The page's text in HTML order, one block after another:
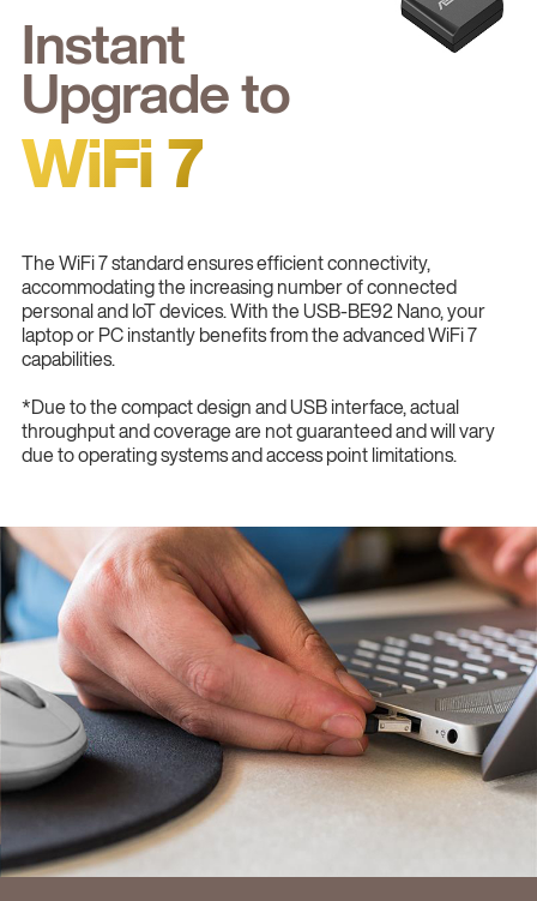
Instant
Upgrade to
WiFi 7
The WiFi 7 standard ensures efficient connectivity,
accommodating the increasing number of connected
personal and IoT devices. With the USB-BE92 Nano, your
laptop or PC instantly benefits from the advanced WiFi 7
capabilities.
*Due to the compact design and USB interface, actual
throughput and coverage are not guaranteed and will vary
due to operating systems and access point limitations.